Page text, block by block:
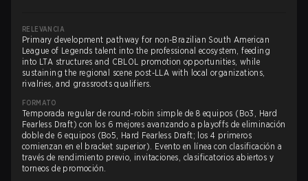
RELEVANCIA
Primary development pathway for non-Brazilian South American
League of Legends talent into the professional ecosystem, feeding
into LTA structures and CBLOL promotion opportunities, while
sustaining the regional scene post-LLA with local organizations,
rivalries, and grassroots qualifiers.
FORMATO
Temporada regular de round-robin simple de 8 equipos (Bo3, Hard
Fearless Draft) con los 6 mejores avanzando a playoffs de eliminación
doble de 6 equipos (Bo5, Hard Fearless Draft; los 4 primeros
comienzan en el bracket superior). Evento en línea con clasificación a
través de rendimiento previo, invitaciones, clasificatorios abiertos y
torneos de promoción.